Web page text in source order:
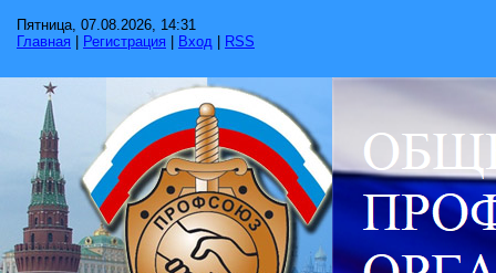
Пятница, 07.08.2026, 14:31
Главная
Регистрация Вход RSS